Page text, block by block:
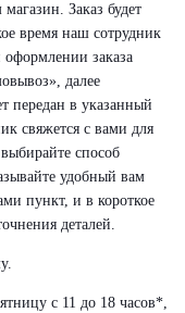
Заказ будет
время наш сотрудник
оформлении заказа
далее
передан в указанный
свяжется с вами для
способ
удобный вам
пункт, и в короткое
деталей.
с 11 до 18 часов*,